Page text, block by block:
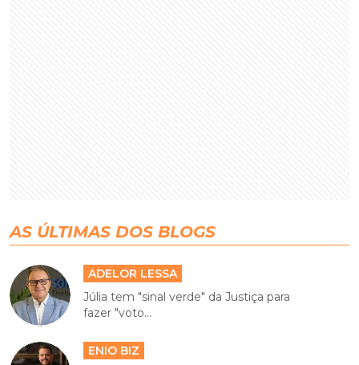
AS ÚLTIMAS DOS BLOGS
ADELOR LESSA
Júlia tem "sinal verde" da Justiça para
fazer "voto...
ENIO BIZ